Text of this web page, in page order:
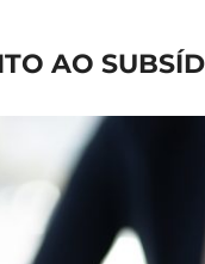
AO